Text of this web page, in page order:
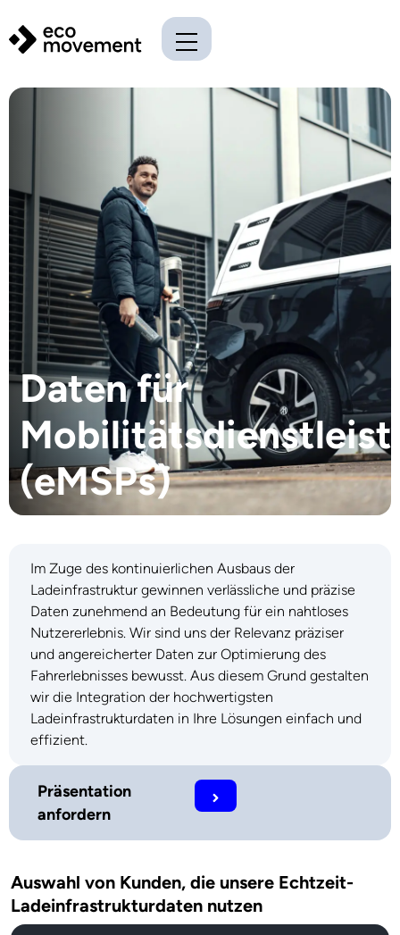
Daten für
(eMSPs)
Im Zuge des kontinuierlichen Ausbaus der
Ladeinfrastruktur gewinnen verlässliche und präzise
Daten zunehmend an Bedeutung für ein nahtloses
Nutzererlebnis. Wir sind uns der Relevanz präziser
und angereicherter Daten zur Optimierung des
Fahrerlebnisses bewusst. Aus diesem Grund gestalten
wir die Integration der hochwertigsten
Ladeinfrastrukturdaten in Ihre Lösungen einfach und
effizient.
Präsentation
anfordern
Auswahl von Kunden, die unsere Echtzeit-
Ladeinfrastrukturdaten nutzen